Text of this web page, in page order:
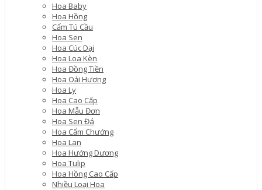
Hoa Baby
Hoa Hồng
Cẩm Tú Cầu
Hoa Sen
Hoa Cúc Dại
Hoa Loa Kèn
Hoa Đồng Tiền
Hoa Oải Hương
Hoa Ly
Hoa Cao Cấp
Hoa Mẫu Đơn
Hoa Sen Đá
Hoa Cẩm Chướng
Hoa Lan
Hoa Hướng Dương
Hoa Tulip
Hoa Hồng Cao Cấp
Nhiều Loại Hoa